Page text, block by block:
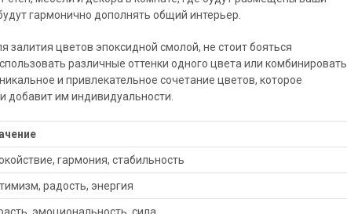
гармонично дополнять общий интерьер.
цветов эпоксидной смолой, не стоит бояться
различные оттенки одного цвета или комбинировать
и привлекательное сочетание цветов, которое
добавит им индивидуальности.
гармония, стабильность
радость, энергия